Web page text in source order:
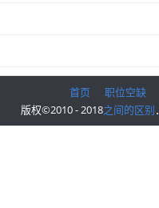
首页
职位空缺
版权©2010 - 2018之间的区别